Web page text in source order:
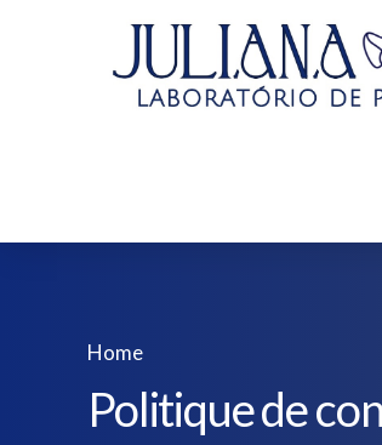
Home
Politique de